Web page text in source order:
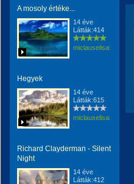
A mosoly értéke...
14 éve
Látták:414
miclauselisabeta
Hegyek
14 éve
Látták:615
miclauselisabeta
Richard Clayderman - Silent
Night
14 éve
Látták:412